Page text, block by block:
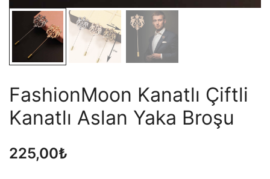
FashionMoon Kanatlı Çiftli
Kanatlı Aslan Yaka Broşu
225,00₺